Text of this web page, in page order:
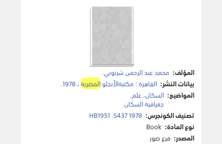
المؤلف: محمد عبد الرحمن شرنوبي.
بيانات النشر: القاهرة: مكتبةالأنجلوالمصرية، 1978
.
المواضيع: السكان، علم.
جغرافية السكان.
تصنيف الكونجرس: HB1951 .S437 1978
نوع المادة: Book
المصدر: فرع صور